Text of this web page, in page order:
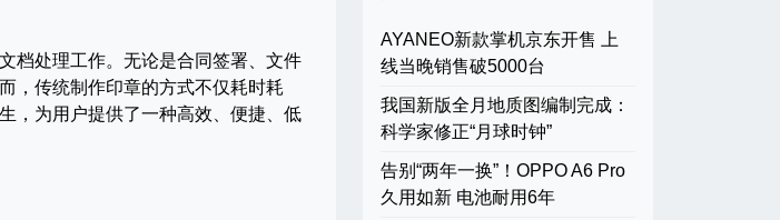
档处理工作。无论是合同签署、文件
，传统制作印章的方式不仅耗时耗
，为用户提供了一种高效、便捷、低
AYANEO新款掌机京东开售 上
线当晚销售破5000台
我国新版全月地质图编制完成：
科学家修正“月球时钟”
告别“两年一换”！OPPO A6 Pro
久用如新 电池耐用6年